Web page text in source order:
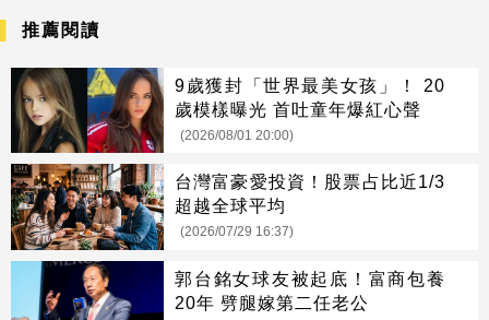
推薦閱讀
9歲獲封「世界最美女孩」！ 20
歲模樣曝光 首吐童年爆紅心聲
(2026/08/01 20:00)
台灣富豪愛投資！股票占比近1/3
超越全球平均
(2026/07/29 16:37)
郭台銘女球友被起底！富商包養
20年 劈腿嫁第二任老公